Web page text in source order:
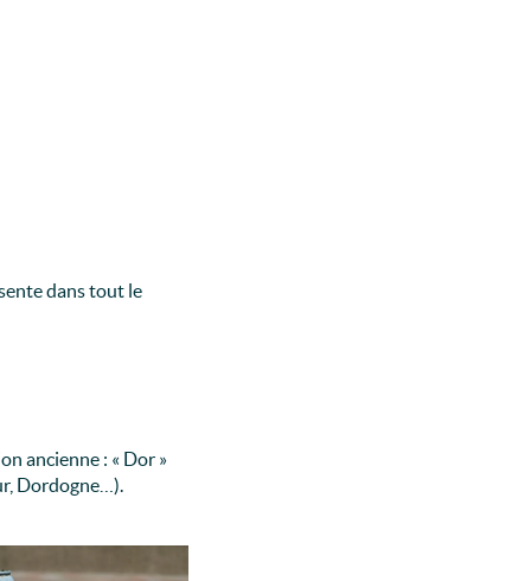
dans tout le
ancienne : « Dor »
Dordogne…).